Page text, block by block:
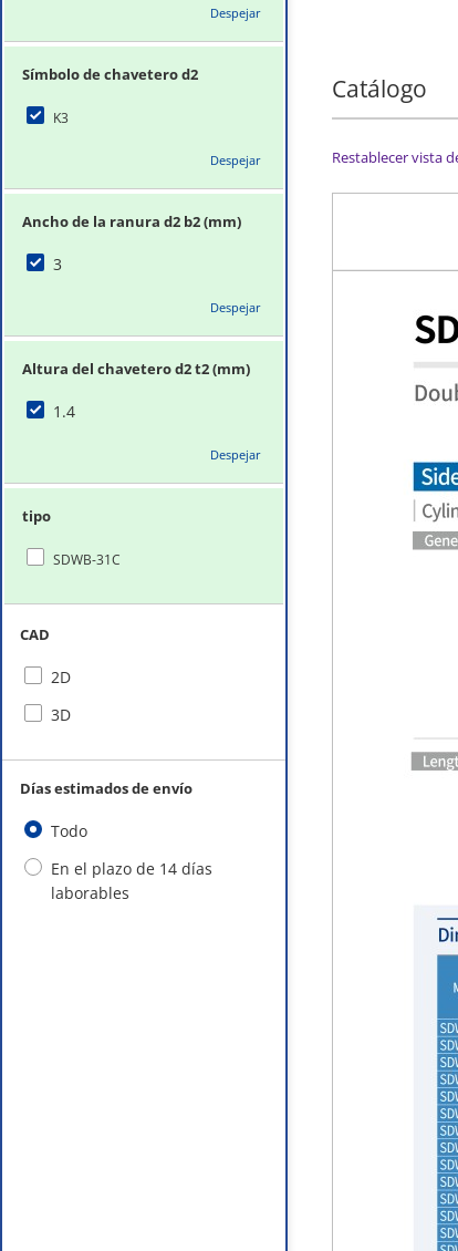
Despejar
Símbolo de chavetero d2
K3
Despejar
Ancho de la ranura d2 b2 (mm)
3
Despejar
Altura del chavetero d2 t2 (mm)
1.4
Despejar
tipo
SDWB-31C
CAD
2D
3D
Días estimados de envío
Todo
En el plazo de 14 días
laborables
Catálogo
Restablecer vista